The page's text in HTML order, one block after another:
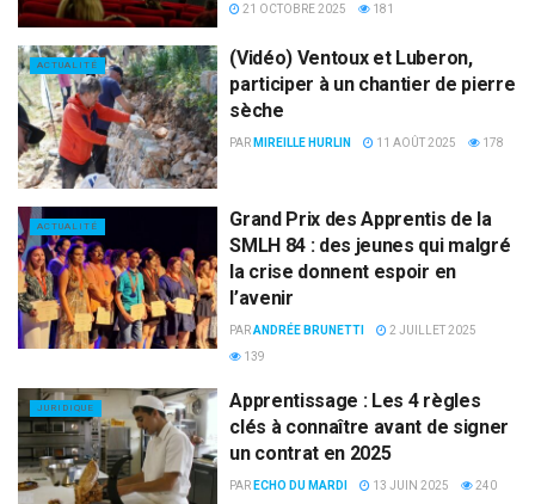
21 OCTOBRE 2025
181
ACTUALITÉ
(Vidéo) Ventoux et Luberon,
participer à un chantier de pierre
sèche
PAR MIREILLE HURLIN 11 AOÛT 2025 178
ACTUALITÉ
Grand Prix des Apprentis de la
SMLH 84 : des jeunes qui malgré
la crise donnent espoir en
l’avenir
PARANDRÉE BRUNETTI
2 JUILLET 2025
139
JURIDIQUE
Apprentissage : Les 4 règles
clés à connaître avant de signer
un contrat en 2025
PAR ECHO DU MARDI 13 JUIN 2025 240